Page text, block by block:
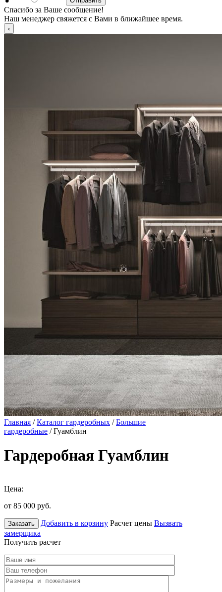
Спасибо за Ваше сообщение!
Наш менеджер свяжется с Вами в ближайшее время.
Главная /Каталог гардеробных /Большие
гардеробные / Гуамблин
Гардеробная Гуамблин
Цена:
от 85 000 руб.
Заказать Добавить в корзину Расчет цены Вызвать
замерщика
Получить расчет